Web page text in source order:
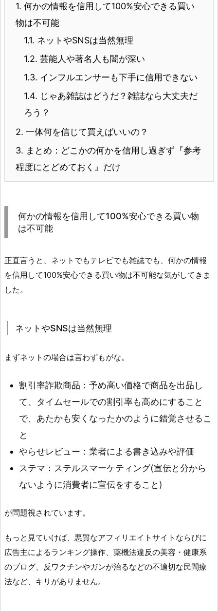
1. 何かの情報を信用して100%安心できる買い
物は不可能
1.1. ネットやSNSは当然無理
1.2. 芸能人や著名人も闇が深い
1.3. インフルエンサーも下手に信用できない
1.4. じゃあ雑誌はどうだ？雑誌なら大丈夫だ
ろう？
2. 一体何を信じて買えばいいの？
3. まとめ：どこかの何かを信用し過ぎず『参考
程度にとどめておく』だけ
何かの情報を信用して100%安心できる買い物
は不可能
正直言うと、ネットでもテレビでも雑誌でも、何かの情報
を信用して100%安心できる買い物は不可能な気がしてきま
した。
ネットやSNSは当然無理
まずネットの場合は言わずもがな。
割引率詐欺商品：予め高い価格で商品を出品し
て、タイムセールでの割引率も高めにすること
で、あたかも安くなったかのように錯覚させるこ
と
やらせレビュー：業者による書き込みや評価
ステマ：ステルスマーケティング(宣伝と分から
ないように消費者に宣伝をすること)
が問題視されています。
もっと見ていけば、悪質なアフィリエイトサイトならびに
広告主によるランキング操作、薬機法違反の美容・健康系
のブログ、反ワクチンやガンが治るなどの不適切な民間療
法など、キリがありません。